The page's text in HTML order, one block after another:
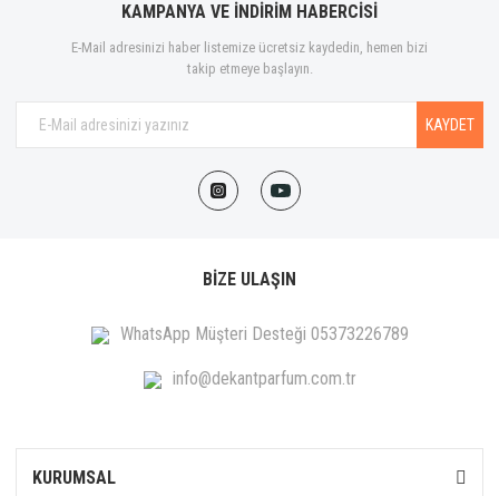
KAMPANYA VE İNDİRİM HABERCİSİ
E-Mail adresinizi haber listemize ücretsiz kaydedin, hemen bizi
takip etmeye başlayın.
KAYDET
BİZE ULAŞIN
WhatsApp Müşteri Desteği 05373226789
info@dekantparfum.com.tr
KURUMSAL